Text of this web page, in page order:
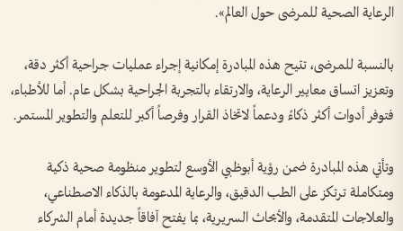
الرعاية الصحية للمرضى حول العالم».
بالنسبة للمرضى، تتيح هذه المبادرة إمكانية إجراء عمليات جراحية أكثر دقة،
وتعزيز اتساق معايير الرعاية، والارتقاء بالتجربة الجراحية بشكل عام. أما للأطباء،
فتوفر أدوات أكثر ذكاءً ودعماً لاتخاذ القرار وفرصاً أكبر للتعلم والتطوير المستمر.
وتأتي هذه المبادرة ضمن رؤية أبوظبي الأوسع لتطوير منظومة صحية ذكية
ومتكاملة ترتكز على الطب الدقيق، والرعاية المدعومة بالذكاء الاصطناعي،
والعلاجات المتقدمة، والأبحاث السريرية، بما يفتح آفاقاً جديدة أمام الشركاء